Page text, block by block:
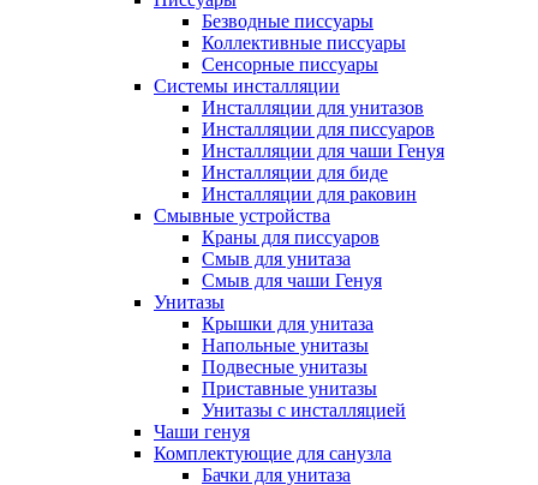
Безводные писсуары
Коллективные писсуары
Сенсорные писсуары
Системы инсталляции
Инсталляции для унитазов
Инсталляции для писсуаров
Инсталляции для чаши Генуя
Инсталляции для биде
Инсталляции для раковин
Смывные устройства
Краны для писсуаров
Смыв для унитаза
Смыв для чаши Генуя
Унитазы
Крышки для унитаза
Напольные унитазы
Подвесные унитазы
Приставные унитазы
Унитазы с инсталляцией
Чаши генуя
Комплектующие для санузла
Бачки для унитаза